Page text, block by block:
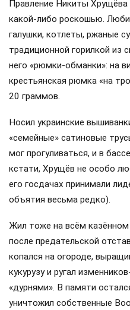
Правление Никиты
какой-либо роскошью.
галушки, котлеты, ржаные
традиционной горилкой из
него «рюмки-обманки»: на
крестьянская рюмка «на
20 граммов.
Носил украинские
«семейные» сатиновые
мог прогуливаться, и в
кстати, Хрущёв не особо
его госдачах принимали
объятия весьма редко).
Жил тоже на всём казённом
после предательской
копался на огороде,
кукурузу и ругал
«дурнями». В памяти
уничтожил собственные